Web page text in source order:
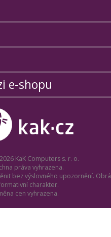
e-shopu
KaK Computers s. r. o.
práva vyhrazena.
bez výslovného upozornění.
charakter.
cen vyhrazena.